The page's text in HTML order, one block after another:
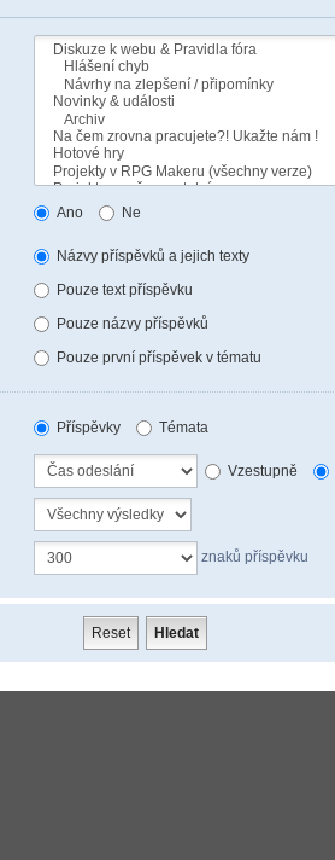
Ano Ne
Názvy příspěvků a jejich texty
Pouze text příspěvku
Pouze názvy příspěvků
Pouze první příspěvek v tématu
Příspěvky Témata
Vzestupně
znaků příspěvku